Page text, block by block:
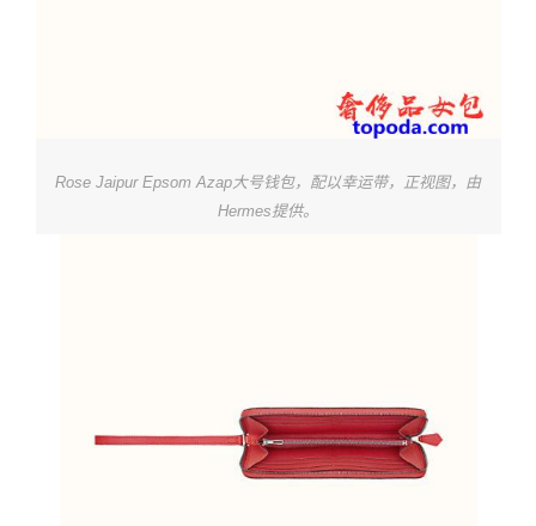
Rose Jaipur Epsom Azap大号钱包，配以幸运带，正视图，由
Hermes提供。